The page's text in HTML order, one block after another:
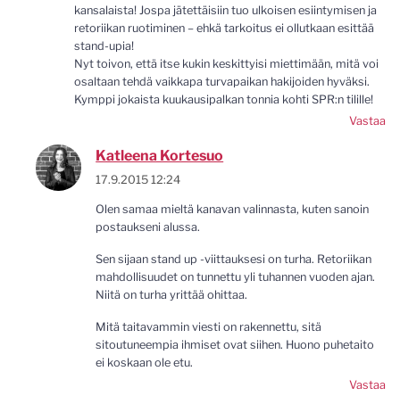
kansalaista! Jospa jätettäisiin tuo ulkoisen esiintymisen ja
retoriikan ruotiminen – ehkä tarkoitus ei ollutkaan esittää
stand-upia!
Nyt toivon, että itse kukin keskittyisi miettimään, mitä voi
osaltaan tehdä vaikkapa turvapaikan hakijoiden hyväksi.
Kymppi jokaista kuukausipalkan tonnia kohti SPR:n tilille!
Vastaa
Katleena Kortesuo
17.9.2015 12:24
Olen samaa mieltä kanavan valinnasta, kuten sanoin
postaukseni alussa.
Sen sijaan stand up -viittauksesi on turha. Retoriikan
mahdollisuudet on tunnettu yli tuhannen vuoden ajan.
Niitä on turha yrittää ohittaa.
Mitä taitavammin viesti on rakennettu, sitä
sitoutuneempia ihmiset ovat siihen. Huono puhetaito
ei koskaan ole etu.
Vastaa